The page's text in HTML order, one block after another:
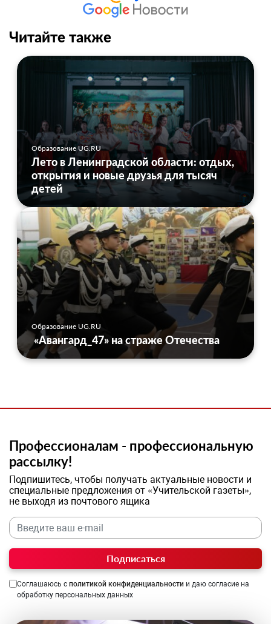
Читайте также
Образование UG.RU
Лето в Ленинградской области: отдых,
открытия и новые друзья для тысяч
детей
Образование UG.RU
«Авангард_47» на страже Отечества
Профессионалам - профессиональную
рассылку!
Подпишитесь, чтобы получать актуальные новости и
специальные предложения от «Учительской газеты»,
не выходя из почтового ящика
Подписаться
Соглашаюсь с политикой конфиденциальности и даю согласие на
обработку персональных данных